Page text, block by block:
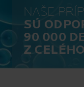
NAŠE
SÚ
90 000
Z